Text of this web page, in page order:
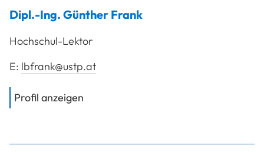
Dipl.-Ing. Günther Frank
Hochschul-Lektor
E: lbfrank@ustp.at
Profil anzeigen